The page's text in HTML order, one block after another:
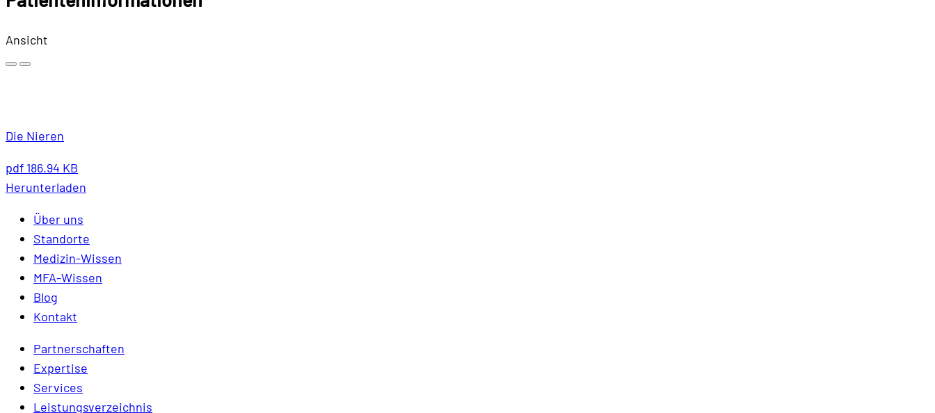
Ansicht
Die Nieren
pdf 186.94 KB
Herunterladen
Über uns
Standorte
Medizin-Wissen
MFA-Wissen
Blog
Kontakt
Partnerschaften
Expertise
Services
Leistungsverzeichnis